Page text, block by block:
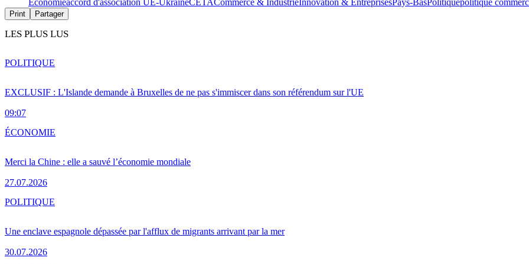
Économieaccord d'association UE-UkraineCETACommerce & IndustrieInnovation & EntreprisesPays-BasPolitiquepolitique
Print Partager
LES PLUS LUS
EXCLUSIF : L'Islande demande à Bruxelles de ne pas s'immiscer dans son référendum sur l'UE
09:07
POLITIQUE
Merci la Chine : elle a sauvé l’économie mondiale
27.07.2026
ÉCONOMIE
Une enclave espagnole dépassée par l'afflux de migrants arrivant par la mer
30.07.2026
POLITIQUE